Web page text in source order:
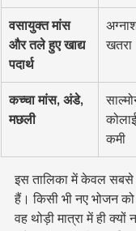
वसायुक्त मांस
और तले हुए खाद्य
पदार्थ
खतरा
कच्चा मांस, अंडे,
मछली
कमी
इस तालिका में केवल सबसे
हैं। किसी भी नए भोजन
वह थोड़ी मात्रा में ही क्यों